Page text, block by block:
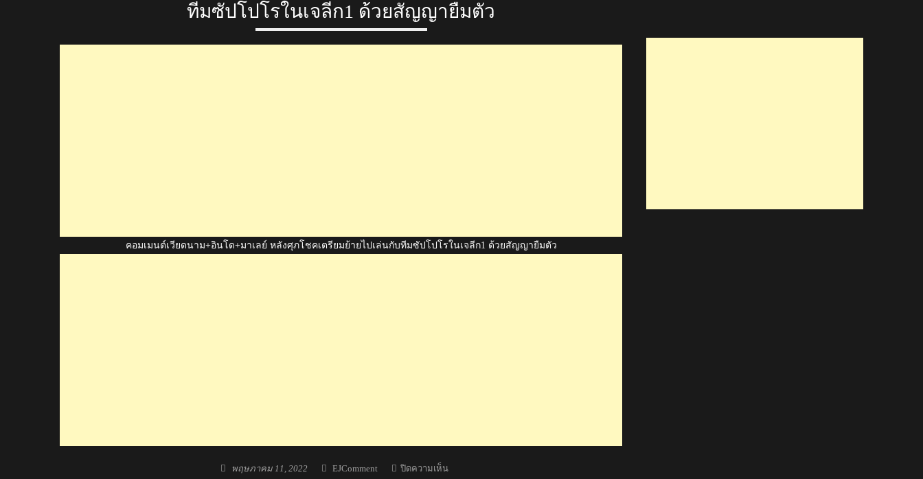
ทีมซัปโปโรในเจลีก1 ด้วยสัญญายืมตัว
คอมเมนต์เวียดนาม+อินโด+มาเลย์ หลังศุภโชคเตรียมย้ายไปเล่นกับทีมซัปโปโรในเจลีก1 ด้วยสัญญายืมตัว
Posted
พฤษภาคม 11, 2022 Author
EJComment ปิดความเห็นบน